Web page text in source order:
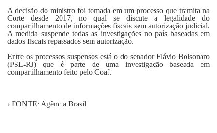
A decisão do ministro foi tomada em um processo que tramita na
Corte desde 2017, no qual se discute a legalidade do
compartilhamento de informações fiscais sem autorização judicial.
A medida suspende todas as investigações no país baseadas em
dados fiscais repassados sem autorização.
Entre os processos suspensos está o do senador Flávio Bolsonaro
(PSL-RJ) que é parte de uma investigação baseada em
compartilhamento feito pelo Coaf.
› FONTE: Agência Brasil